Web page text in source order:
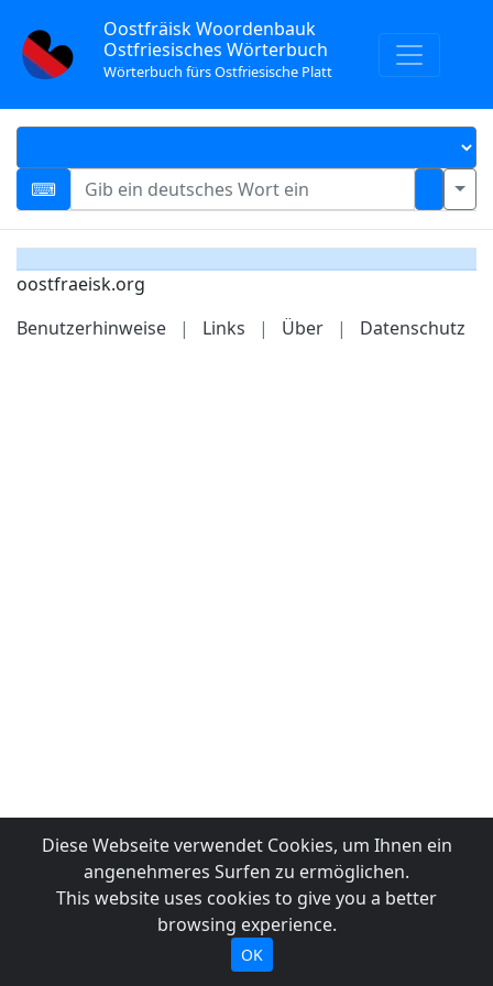
Oostfräisk Woordenbauk
Ostfriesisches Wörterbuch
Wörterbuch fürs Ostfriesische Platt
oostfraeisk.org
Benutzerhinweise
| Links | Über | Datenschutz
Diese Webseite verwendet Cookies, um Ihnen ein
angenehmeres Surfen zu ermöglichen.
This website uses cookies to give you a better
browsing experience.
OK